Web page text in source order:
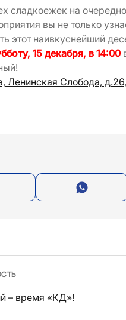
сладкоежек на
вы не только
этот наивкуснейший
15 декабря, в 14:00
Ленинская Слобода,
– время «КД»!